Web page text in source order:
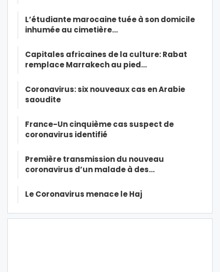
L’étudiante marocaine tuée à son domicile
inhumée au cimetière…
Capitales africaines de la culture: Rabat
remplace Marrakech au pied…
Coronavirus: six nouveaux cas en Arabie
saoudite
France-Un cinquième cas suspect de
coronavirus identifié
Première transmission du nouveau
coronavirus d’un malade à des…
Le Coronavirus menace le Haj